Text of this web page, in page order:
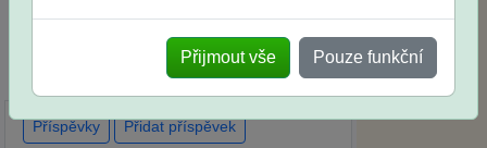
SŠ? Vaše ohlasy po skutečných
přijímacích zkouškách
Přijmout vše Pouze funkční
Příspěvky Přidat příspěvek